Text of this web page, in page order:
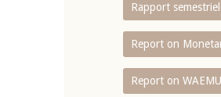
Rapport
Report on
Report on